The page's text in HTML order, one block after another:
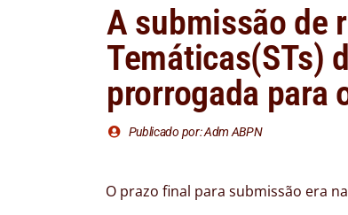
A submissão de
Temáticas(STs)
prorrogada para
Publicado por: Adm ABPN
O prazo final para submissão era